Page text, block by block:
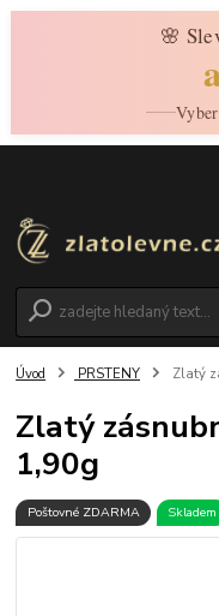
🌸
Úvod PRSTENY Zlatý
Zlatý
1,90g
Poštovné ZDARMA Skladem